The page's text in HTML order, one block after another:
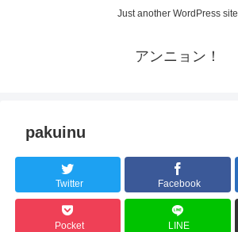
Just another WordPress site
アンニョン！
pakuinu
Twitter Facebook
Pocket LINE